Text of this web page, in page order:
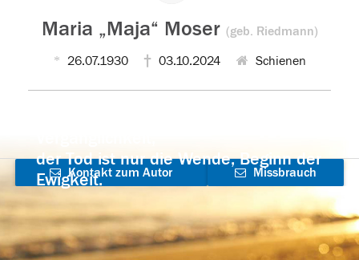
Maria „Maja“ Moser (geb. Riedmann)
26.07.1930 03.10.2024 Schienen
der Tod ist nur die Wende, Beginn der
Ewigkeit.
Kontakt zum Autor
aufnehmen
Missbrauch